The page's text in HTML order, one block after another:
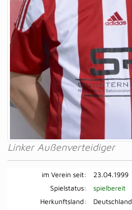
Linker Außenverteidiger
im Verein seit:
23.04.1999
Spielstatus:
spielbereit
Herkunftsland:
Deutschland